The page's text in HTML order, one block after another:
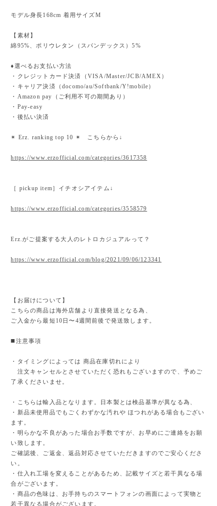
モデル身長168cm 着用サイズM
【素材】
綿95%、ポリウレタン（スパンデックス）5%
♦︎選べるお支払い方法
・クレジットカード決済（VISA/Master/JCB/AMEX）
・キャリア決済（docomo/au/Softbank/Y!mobile）
・Amazon pay（ご利用不可の期間あり）
・Pay-easy
・後払い決済
✴︎ Erz. ranking top 10 ✴︎ こちらから↓
https://www.erzofficial.com/categories/3617358
［ pickup item］イチオシアイテム↓
https://www.erzofficial.com/categories/3558579
Erz.がご提案する大人のレトロカジュアルって？
https://www.erzofficial.com/blog/2021/09/06/123341
【お届けについて】
こちらの商品は海外店舗より直接発送となる為、
ご入金から最短10日〜4週間前後で発送致します。
◼️注意事項
・タイミングによっては 商品在庫切れにより
注文キャンセルとさせていただく恐れもございますので、予めご
了承くださいませ。
・こちらは輸入品となります。日本製とは検品基準が異なる為、
・新品未使用品でもごくわずかな汚れや ほつれがある場合もござい
ます。
・明らかな不良があった場合お手数ですが、お早めにご連絡をお願
い致します。
ご確認後、ご返金、返品対応させていただきますのでご安心くださ
い。
・仕入れ工場を変えることがあるため、記載サイズと若干異なる場
合がございます。
・商品の色味は、お手持ちのスマートフォンの画面によって実物と
若干異なる場合がございます。